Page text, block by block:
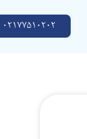
02177510202